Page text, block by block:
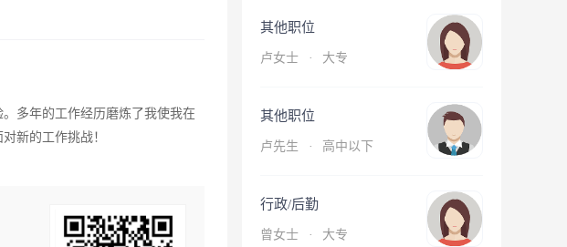
多年的工作经历磨炼了我使我在
新的工作挑战！
其他职位
卢女士 · 大专
其他职位
卢先生 · 高中以下
行政/后勤
曾女士 · 大专